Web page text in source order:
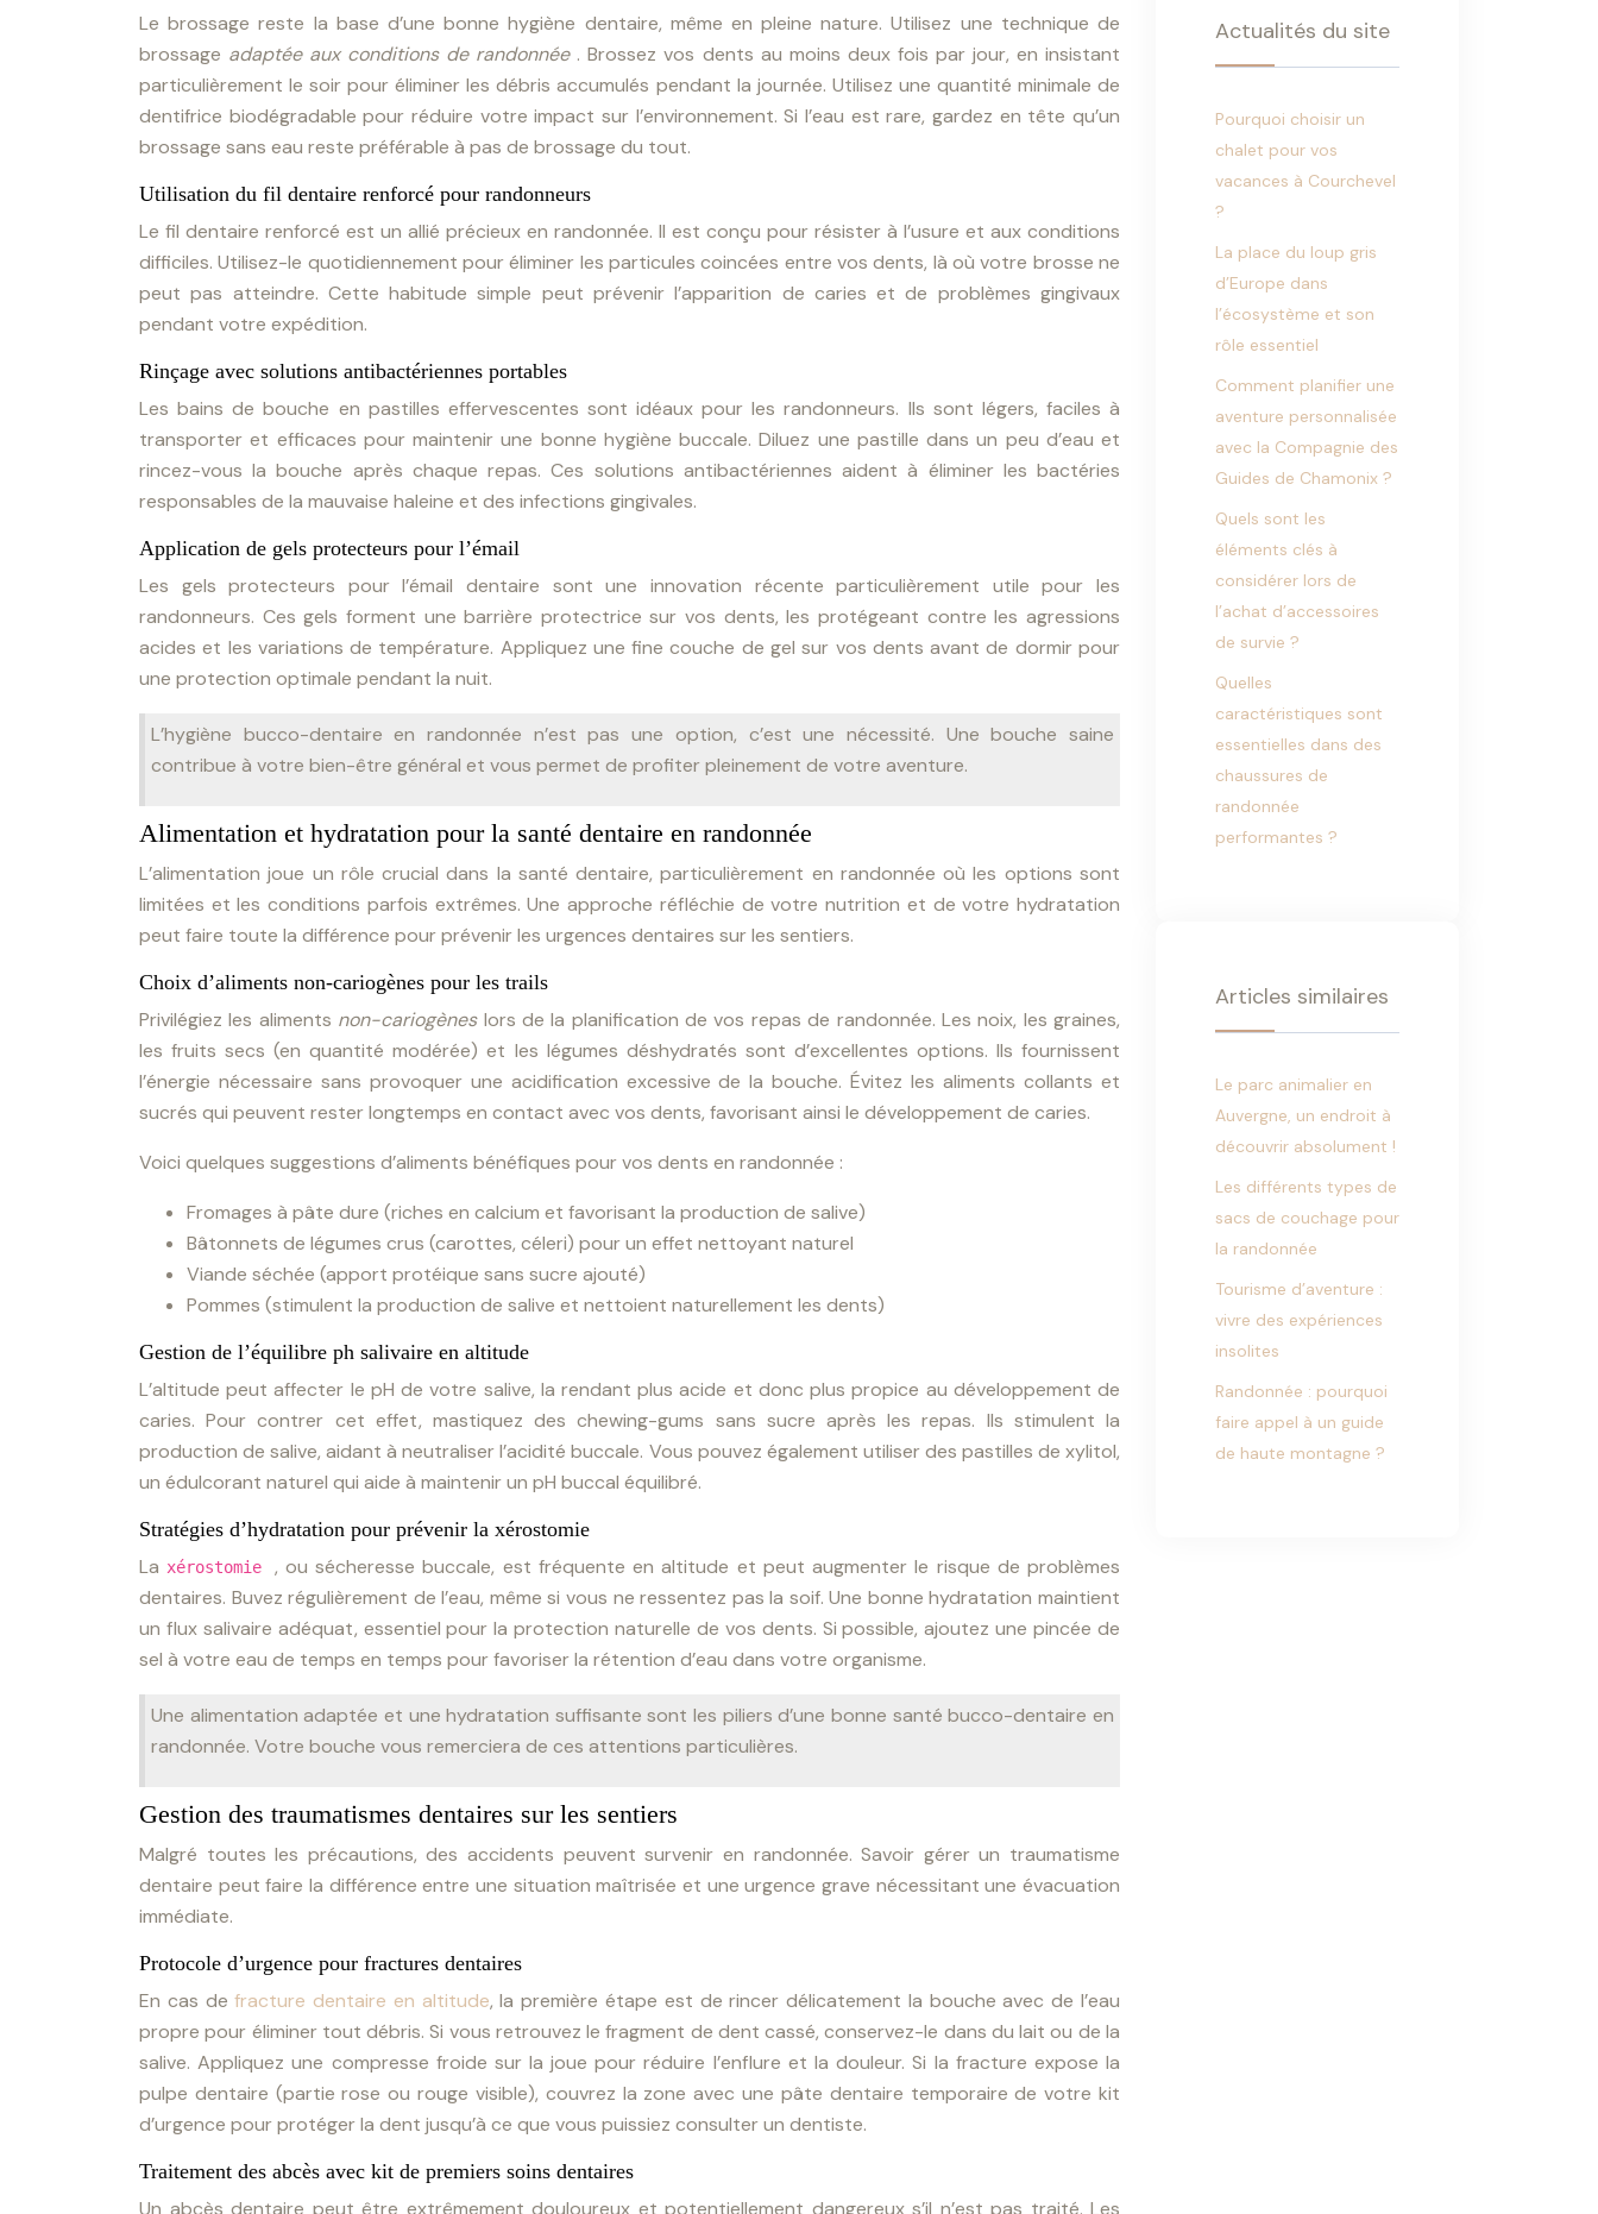
Le brossage reste la base d’une bonne hygiène dentaire, même en pleine nature. Utilisez une technique de
brossage adaptée aux conditions de randonnée . Brossez vos dents au moins deux fois par jour, en insistant
particulièrement le soir pour éliminer les débris accumulés pendant la journée. Utilisez une quantité minimale de
dentifrice biodégradable pour réduire votre impact sur l’environnement. Si l’eau est rare, gardez en tête qu’un
brossage sans eau reste préférable à pas de brossage du tout.
Utilisation du fil dentaire renforcé pour randonneurs
Le fil dentaire renforcé est un allié précieux en randonnée. Il est conçu pour résister à l’usure et aux conditions
difficiles. Utilisez-le quotidiennement pour éliminer les particules coincées entre vos dents, là où votre brosse ne
peut pas atteindre. Cette habitude simple peut prévenir l’apparition de caries et de problèmes gingivaux
pendant votre expédition.
Rinçage avec solutions antibactériennes portables
Les bains de bouche en pastilles effervescentes sont idéaux pour les randonneurs. Ils sont légers, faciles à
transporter et efficaces pour maintenir une bonne hygiène buccale. Diluez une pastille dans un peu d’eau et
rincez-vous la bouche après chaque repas. Ces solutions antibactériennes aident à éliminer les bactéries
responsables de la mauvaise haleine et des infections gingivales.
Application de gels protecteurs pour l’émail
Les gels protecteurs pour l’émail dentaire sont une innovation récente particulièrement utile pour les
randonneurs. Ces gels forment une barrière protectrice sur vos dents, les protégeant contre les agressions
acides et les variations de température. Appliquez une fine couche de gel sur vos dents avant de dormir pour
une protection optimale pendant la nuit.
L’hygiène bucco-dentaire en randonnée n’est pas une option, c’est une nécessité. Une bouche saine
contribue à votre bien-être général et vous permet de profiter pleinement de votre aventure.
Alimentation et hydratation pour la santé dentaire en randonnée
L’alimentation joue un rôle crucial dans la santé dentaire, particulièrement en randonnée où les options sont
limitées et les conditions parfois extrêmes. Une approche réfléchie de votre nutrition et de votre hydratation
peut faire toute la différence pour prévenir les urgences dentaires sur les sentiers.
Choix d’aliments non-cariogènes pour les trails
Privilégiez les aliments non-cariogènes lors de la planification de vos repas de randonnée. Les noix, les graines,
les fruits secs (en quantité modérée) et les légumes déshydratés sont d’excellentes options. Ils fournissent
l’énergie nécessaire sans provoquer une acidification excessive de la bouche. Évitez les aliments collants et
sucrés qui peuvent rester longtemps en contact avec vos dents, favorisant ainsi le développement de caries.
Voici quelques suggestions d’aliments bénéfiques pour vos dents en randonnée :
Fromages à pâte dure (riches en calcium et favorisant la production de salive)
Bâtonnets de légumes crus (carottes, céleri) pour un effet nettoyant naturel
Viande séchée (apport protéique sans sucre ajouté)
Pommes (stimulent la production de salive et nettoient naturellement les dents)
Gestion de l’équilibre ph salivaire en altitude
L’altitude peut affecter le pH de votre salive, la rendant plus acide et donc plus propice au développement de
caries. Pour contrer cet effet, mastiquez des chewing-gums sans sucre après les repas. Ils stimulent la
production de salive, aidant à neutraliser l’acidité buccale. Vous pouvez également utiliser des pastilles de xylitol,
un édulcorant naturel qui aide à maintenir un pH buccal équilibré.
Stratégies d’hydratation pour prévenir la xérostomie
Laxérostomie , ou sécheresse buccale, est fréquente en altitude et peut augmenter le risque de problèmes
dentaires. Buvez régulièrement de l’eau, même si vous ne ressentez pas la soif. Une bonne hydratation maintient
un flux salivaire adéquat, essentiel pour la protection naturelle de vos dents. Si possible, ajoutez une pincée de
sel à votre eau de temps en temps pour favoriser la rétention d’eau dans votre organisme.
Une alimentation adaptée et une hydratation suffisante sont les piliers d’une bonne santé bucco-dentaire en
randonnée. Votre bouche vous remerciera de ces attentions particulières.
Gestion des traumatismes dentaires sur les sentiers
Malgré toutes les précautions, des accidents peuvent survenir en randonnée. Savoir gérer un traumatisme
dentaire peut faire la différence entre une situation maîtrisée et une urgence grave nécessitant une évacuation
immédiate.
Protocole d’urgence pour fractures dentaires
En cas defracture dentaire en altitude, la première étape est de rincer délicatement la bouche avec de l’eau
propre pour éliminer tout débris. Si vous retrouvez le fragment de dent cassé, conservez-le dans du lait ou de la
salive. Appliquez une compresse froide sur la joue pour réduire l’enflure et la douleur. Si la fracture expose la
pulpe dentaire (partie rose ou rouge visible), couvrez la zone avec une pâte dentaire temporaire de votre kit
d’urgence pour protéger la dent jusqu’à ce que vous puissiez consulter un dentiste.
Traitement des abcès avec kit de premiers soins dentaires
Un abcès dentaire peut être extrêmement douloureux et potentiellement dangereux s’il n’est pas traité. Les
Actualités du site
Pourquoi choisir un
chalet pour vos
vacances à Courchevel
?
La place du loup gris
d’Europe dans
l’écosystème et son
rôle essentiel
Comment planifier une
aventure personnalisée
avec la Compagnie des
Guides de Chamonix ?
Quels sont les
éléments clés à
considérer lors de
l’achat d’accessoires
de survie ?
Quelles
caractéristiques sont
essentielles dans des
chaussures de
randonnée
performantes ?
Articles similaires
Le parc animalier en
Auvergne, un endroit à
découvrir absolument !
Les différents types de
sacs de couchage pour
la randonnée
Tourisme d’aventure :
vivre des expériences
insolites
Randonnée : pourquoi
faire appel à un guide
de haute montagne ?